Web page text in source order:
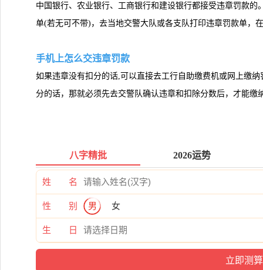
中国银行、农业银行、工商银行和建设银行都接受违章罚款
单(若无可不带)，去当地交警大队或各支队打印违章罚款单，
手机上怎么交违章罚款
如果违章没有扣分的话,可以直接去工行自助缴费机或网上缴
分的话，那就必须先去交警队确认违章和扣除分数后，才能缴
八字精批 2026运势
姓 名
性 别 男 女
生 日